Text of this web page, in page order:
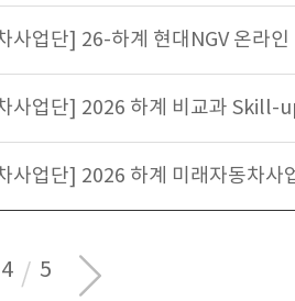
사업단] 26-하계 현대NGV 온라
사업단] 2026 하계 비교과 Skill-
사업단] 2026 하계 미래자동차
4 5